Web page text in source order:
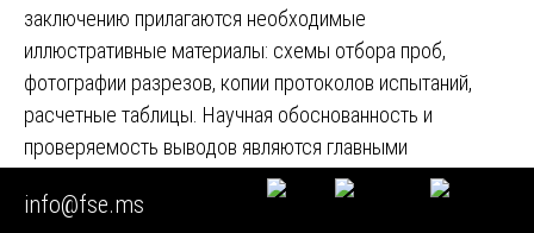
заключению прилагаются необходимые
иллюстративные материалы: схемы отбора проб,
фотографии разрезов, копии протоколов испытаний,
расчетные таблицы. Научная обоснованность и
проверяемость выводов являются главными
критериями качества экспертизы.
info@fse.ms